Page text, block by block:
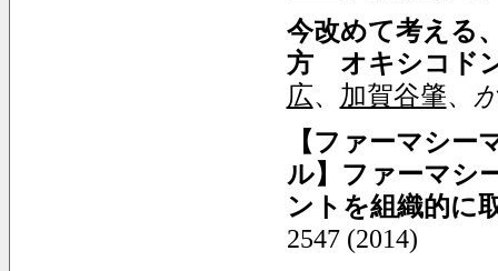
今改めて考える
方 オキシコド
広、 加賀谷肇、
【ファーマシ
ル】ファーマシ
ントを組織的に
2547 (2014)